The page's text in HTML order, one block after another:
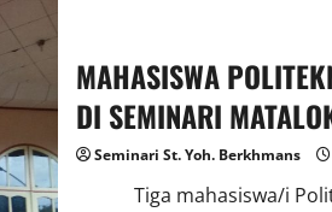
MAHASISWA
DI SEMINARI
Seminari St. Yoh. Berkhmans
Tiga mahasiswa/i